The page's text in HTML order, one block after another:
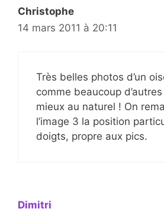
Christophe
14 mars 2011 à 20:11
Très belles photos d’un
comme beaucoup
mieux au naturel ! On
l’image 3 la position
doigts, propre aux pics.
Dimitri